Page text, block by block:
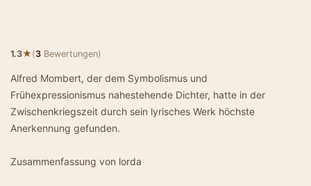
1.3★(3 Bewertungen)
Alfred Mombert, der dem Symbolismus und
Frühexpressionismus nahestehende Dichter, hatte in der
Zwischenkriegszeit durch sein lyrisches Werk höchste
Anerkennung gefunden.
Zusammenfassung von lorda